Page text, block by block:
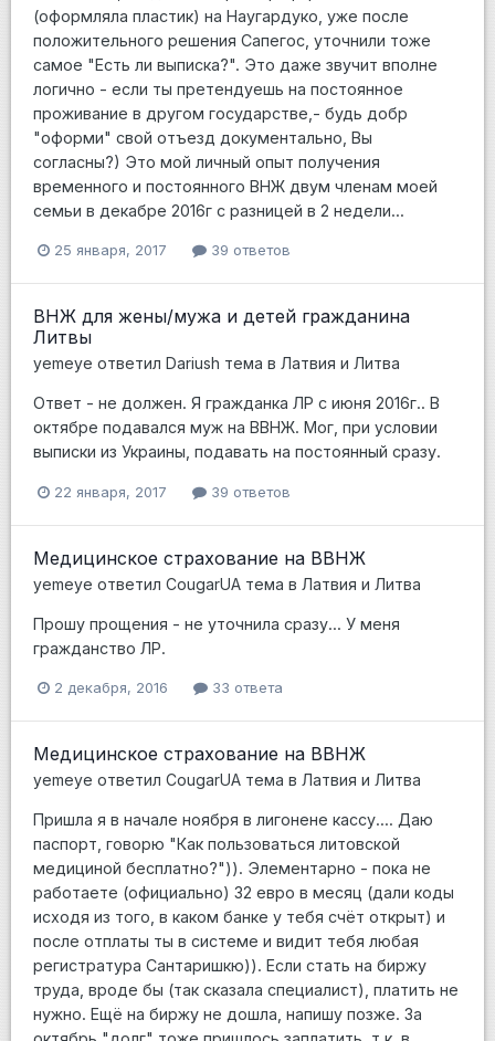
(оформляла пластик) на Наугардуко, уже после
положительного решения Сапегос, уточнили тоже
самое "Есть ли выписка?". Это даже звучит вполне
логично - если ты претендуешь на постоянное
проживание в другом государстве,- будь добр
"оформи" свой отъезд документально, Вы
согласны?) Это мой личный опыт получения
временного и постоянного ВНЖ двум членам моей
семьи в декабре 2016г с разницей в 2 недели...
25 января, 2017 39 ответов
ВНЖ для жены/мужа и детей гражданина
Литвы
yemeye ответил Dariush тема в Латвия и Литва
Ответ - не должен. Я гражданка ЛР с июня 2016г.. В
октябре подавался муж на ВВНЖ. Мог, при условии
выписки из Украины, подавать на постоянный сразу.
22 января, 2017 39 ответов
Медицинское страхование на ВВНЖ
yemeye ответил CougarUA тема в Латвия и Литва
Прошу прощения - не уточнила сразу... У меня
гражданство ЛР.
2 декабря, 2016 33 ответа
Медицинское страхование на ВВНЖ
yemeye ответил CougarUA тема в Латвия и Литва
Пришла я в начале ноября в лигонене кассу.... Даю
паспорт, говорю "Как пользоваться литовской
медициной бесплатно?")). Элементарно - пока не
работаете (официально) 32 евро в месяц (дали коды
исходя из того, в каком банке у тебя счёт открыт) и
после отплаты ты в системе и видит тебя любая
регистратура Сантаришкю)). Если стать на биржу
труда, вроде бы (так сказала специалист), платить не
нужно. Ещё на биржу не дошла, напишу позже. За